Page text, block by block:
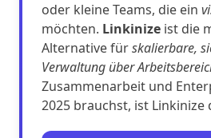
oder kleine Teams, die ein
möchten. Linkinize ist die
Alternative fürskalierbare,
Verwaltung über
Zusammenarbeit und
2025 brauchst, ist Linkinize